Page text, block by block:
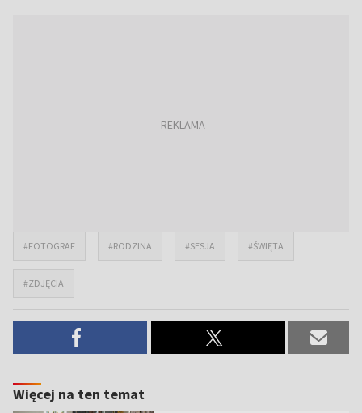
#FOTOGRAF #RODZINA #SESJA #ŚWIĘTA
#ZDJĘCIA
Więcej na ten temat